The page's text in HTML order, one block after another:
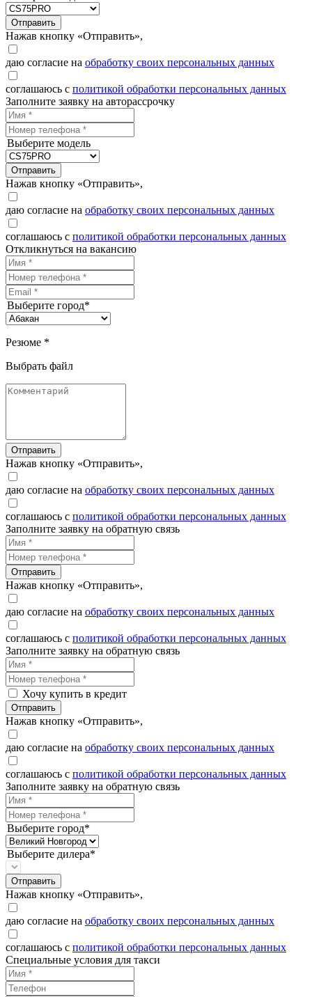
Отправить
Нажав кнопку «Отправить»,
даю согласие на обработку своих персональных данных
соглашаюсь с политикой обработки персональных данных
Заполните заявку на авторассрочку
Выберите модель
Отправить
Нажав кнопку «Отправить»,
даю согласие на обработку своих персональных данных
соглашаюсь с политикой обработки персональных данных
Откликнуться на вакансию
Выберите город*
Резюме *
Выбрать файл
Отправить
Нажав кнопку «Отправить»,
даю согласие на обработку своих персональных данных
соглашаюсь с политикой обработки персональных данных
Заполните заявку на обратную связь
Отправить
Нажав кнопку «Отправить»,
даю согласие на обработку своих персональных данных
соглашаюсь с политикой обработки персональных данных
Заполните заявку на обратную связь
Хочу купить в кредит
Отправить
Нажав кнопку «Отправить»,
даю согласие на обработку своих персональных данных
соглашаюсь с политикой обработки персональных данных
Заполните заявку на обратную связь
Выберите город*
Выберите дилера*
Отправить
Нажав кнопку «Отправить»,
даю согласие на обработку своих персональных данных
соглашаюсь с политикой обработки персональных данных
Специальные условия для такси